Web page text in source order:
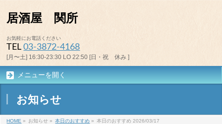
居酒屋 関所
お気軽にお電話ください
TEL03-3872-4168
[月〜土] 16:30-23:30 LO 22:50 [日・祝 休み ]
メニューを開く
お知らせ
HOME » お知らせ » 本日のおすすめ » 本日のおすすめ 2026/03/17